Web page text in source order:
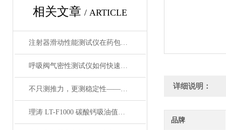
相关文章 / ARTICLE
注射器滑动性能测试仪在药包材检测中的应用
呼吸阀气密性测试仪如何快速判断呼吸阀是否失效？
不只测推力，更测稳定性——注射器滑动性能测试仪全面解析
理涛 LT-F1000 碳酸钙吸油值测试仪 介绍说明
详细说明：
品牌